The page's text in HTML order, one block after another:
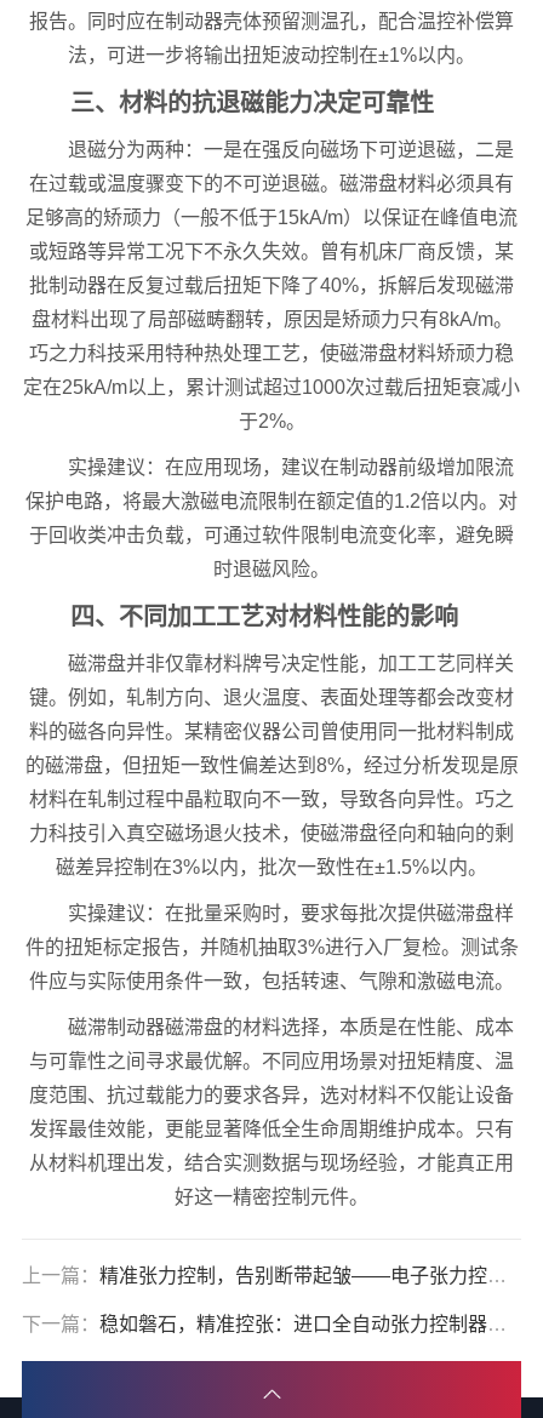
报告。同时应在制动器壳体预留测温孔，配合温控补偿算
法，可进一步将输出扭矩波动控制在±1%以内。
三、材料的抗退磁能力决定可靠性
退磁分为两种：一是在强反向磁场下可逆退磁，二是
在过载或温度骤变下的不可逆退磁。磁滞盘材料必须具有
足够高的矫顽力（一般不低于15kA/m）以保证在峰值电流
或短路等异常工况下不永久失效。曾有机床厂商反馈，某
批制动器在反复过载后扭矩下降了40%，拆解后发现磁滞
盘材料出现了局部磁畴翻转，原因是矫顽力只有8kA/m。
巧之力科技采用特种热处理工艺，使磁滞盘材料矫顽力稳
定在25kA/m以上，累计测试超过1000次过载后扭矩衰减小
于2%。
实操建议：在应用现场，建议在制动器前级增加限流
保护电路，将最大激磁电流限制在额定值的1.2倍以内。对
于回收类冲击负载，可通过软件限制电流变化率，避免瞬
时退磁风险。
四、不同加工工艺对材料性能的影响
磁滞盘并非仅靠材料牌号决定性能，加工工艺同样关
键。例如，轧制方向、退火温度、表面处理等都会改变材
料的磁各向异性。某精密仪器公司曾使用同一批材料制成
的磁滞盘，但扭矩一致性偏差达到8%，经过分析发现是原
材料在轧制过程中晶粒取向不一致，导致各向异性。巧之
力科技引入真空磁场退火技术，使磁滞盘径向和轴向的剩
磁差异控制在3%以内，批次一致性在±1.5%以内。
实操建议：在批量采购时，要求每批次提供磁滞盘样
件的扭矩标定报告，并随机抽取3%进行入厂复检。测试条
件应与实际使用条件一致，包括转速、气隙和激磁电流。
磁滞制动器磁滞盘的材料选择，本质是在性能、成本
与可靠性之间寻求最优解。不同应用场景对扭矩精度、温
度范围、抗过载能力的要求各异，选对材料不仅能让设备
发挥最佳效能，更能显著降低全生命周期维护成本。只有
从材料机理出发，结合实测数据与现场经验，才能真正用
好这一精密控制元件。
上一篇： 精准张力控制，告别断带起皱——电子张力控制器核心解析
下一篇： 稳如磐石，精准控张：进口全自动张力控制器全揭秘